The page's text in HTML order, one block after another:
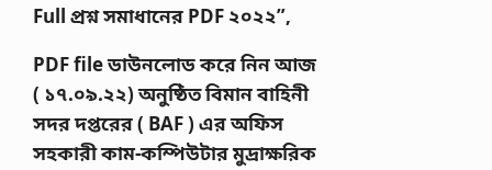
Full প্রশ্ন সমাধানের PDF ২০২২”,
PDF file ডাউনলোড করে নিন আজ
( ১৭.০৯.২২) অনুষ্ঠিত বিমান বাহিনী
সদর দপ্তরের ( BAF ) এর অফিস
সহকারী কাম-কম্পিউটার মুদ্রাক্ষরিক